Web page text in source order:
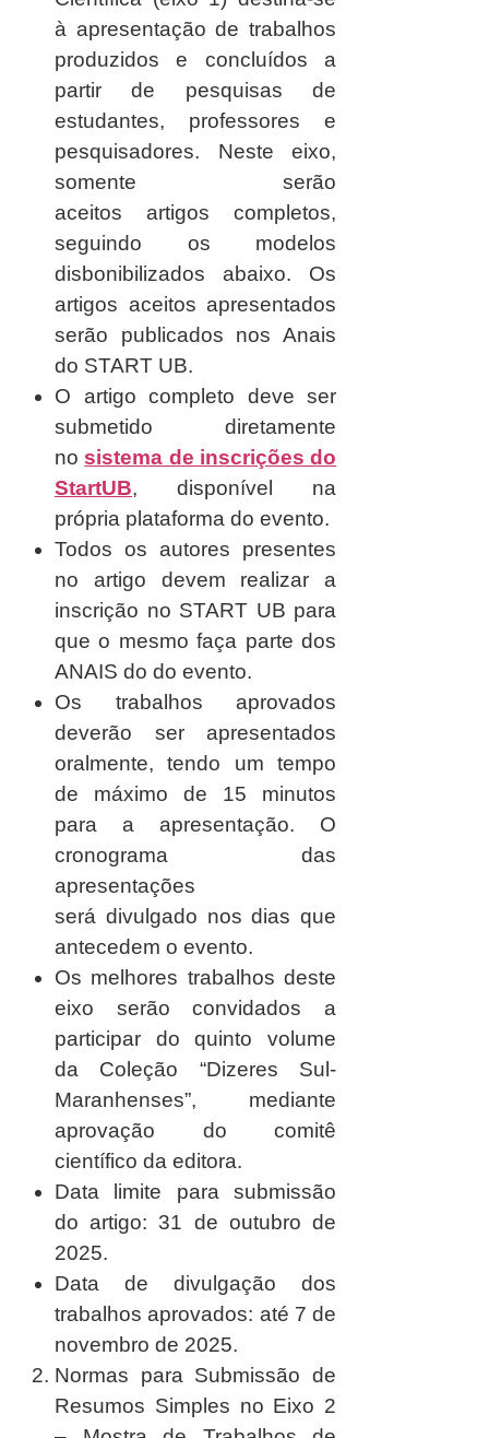
à apresentação de trabalhos
produzidos e concluídos a
partir de pesquisas de
estudantes, professores e
pesquisadores. Neste eixo,
somente serão
aceitosartigos completos,
seguindo os modelos
disbonibilizados abaixo. Os
artigos aceitos apresentados
serão publicados nos Anais
do START UB.
O artigo completo deve ser
submetido diretamente
nosistema de inscrições do
StartUB, disponível na
própria plataforma do evento.
Todos os autores presentes
no artigo devem realizar a
inscrição no START UB para
que o mesmo faça parte dos
ANAIS do do evento.
Os trabalhos aprovados
deverão ser apresentados
oralmente, tendo um tempo
de máximo de 15 minutos
para a apresentação. O
cronograma das
apresentações
será divulgado nos dias que
antecedem o evento.
Os melhores trabalhos deste
eixo serão convidados a
participar do quinto volume
da Coleção “Dizeres Sul-
Maranhenses”, mediante
aprovação do comitê
científico da editora.
Data limite para submissão
do artigo: 31 de outubro de
2025.
Data de divulgação dos
trabalhos aprovados: até 7 de
novembro de 2025.
Normas para Submissão de
Resumos Simples no Eixo 2